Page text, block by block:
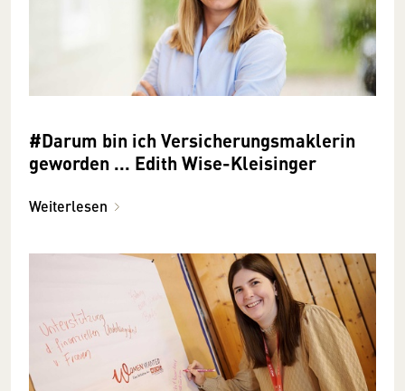
#Darum bin ich Versicherungsmaklerin
geworden ... Edith Wise-Kleisinger
Weiterlesen